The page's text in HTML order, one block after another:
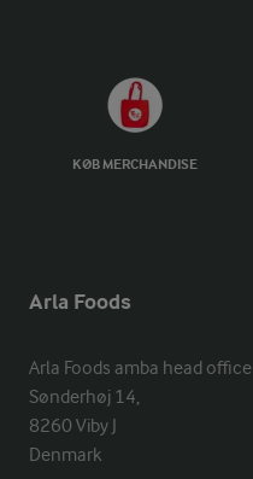
KØB MERCHANDISE
Arla Foods
Arla Foods amba head office
Sønderhøj 14,
8260 Viby J
Denmark